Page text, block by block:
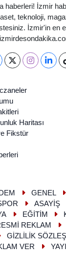
haberleri! İzmir
teknoloji,
İzmir'in en
Haritası
Fikstür
GENEL
ASAYİŞ
EĞİTİM
REKLAM
GİZLİLİK
VER